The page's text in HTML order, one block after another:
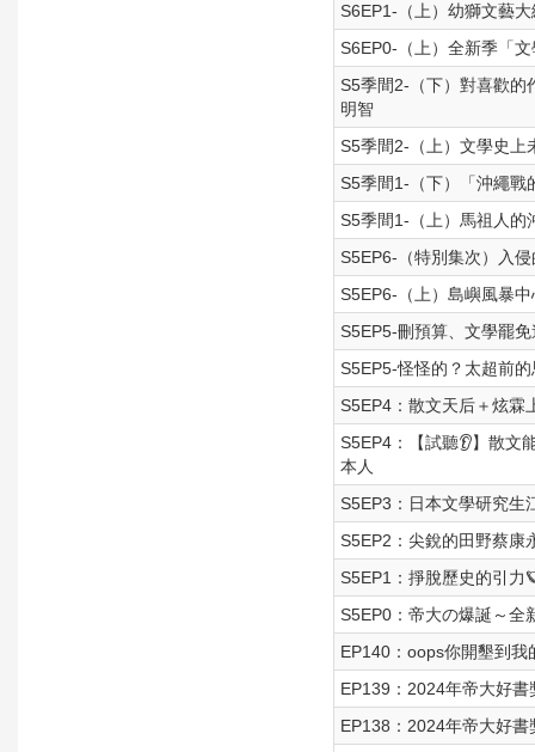
S6EP1-（上）幼獅文藝
S6EP0-（上）全新季「
S5季間2-（下）對喜歡的
明智
S5季間2-（上）文學史上
S5季間1-（下）「沖繩戰
S5季間1-（上）馬祖人的
S5EP6-（特別集次）入
S5EP6-（上）島嶼風暴
S5EP5-刪預算、文學罷
S5EP5-怪怪的？太超前
S5EP4：散文天后＋炫霖
S5EP4：【試聽👂】散文
本人
S5EP3：日本文學研究生
S5EP2：尖銳的田野蔡康
S5EP1：掙脫歷史的引力
S5EP0：帝大の爆誕～全
EP140：oops你開墾到
EP139：2024年帝大好
EP138：2024年帝大好